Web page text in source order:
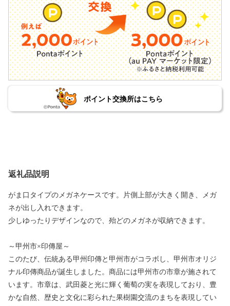
ポイント交換所はこちら
返礼品説明
がま口タイプのメガネケースです。片側上部が大きく開き、メガ
ネが出し入れできます。
少しゆったりデザインなので、殆どのメガネが収納できます。
～甲州市×印傳屋～
このたび、伝統ある甲州印傳と甲州市がコラボし、甲州市オリジ
ナル印傳商品が誕生しました。商品には甲州市の市章が施されて
います。市章は、武田菱と光に輝く葡萄の実を表現しており、豊
かな自然、歴史と文化に彩られた果樹園交流のまちを表現してい